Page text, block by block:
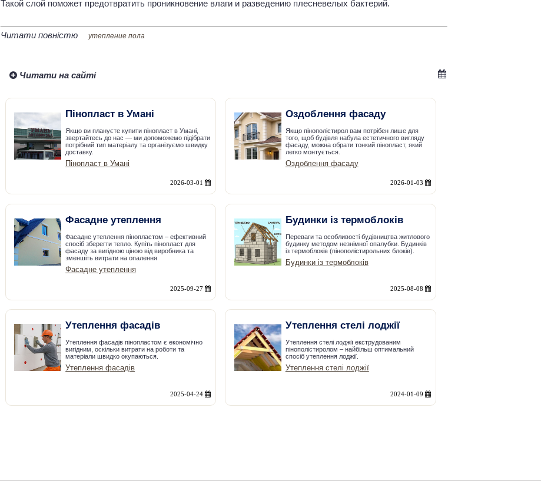
Такой слой поможет предотвратить проникновение влаги и разведению плесневелых бактерий.
Читати повністю утепление пола
Читати на сайті
Пінопласт в Умані
Якщо ви плануєте купити пінопласт в Умані,
звертайтесь до нас — ми допоможемо підібрати
потрібний тип матеріалу та організуємо швидку
доставку.
Пінопласт в Умані
2026-03-01
Оздоблення фасаду
Якщо пінополістирол вам потрібен лише для
того, щоб будівля набула естетичного вигляду
фасаду, можна обрати тонкий пінопласт, який
легко монтується.
Оздоблення фасаду
2026-01-03
Фасадне утеплення
Фасадне утеплення пінопластом – ефективний
спосіб зберегти тепло. Купіть пінопласт для
фасаду за вигідною ціною від виробника та
зменшіть витрати на опалення
Фасадне утеплення
2025-09-27
Будинки із термоблоків
Переваги та особливості будівництва житлового
будинку методом незнімної опалубки. Будинків
із термоблоків (пінополістирольних блоків).
Будинки із термоблоків
2025-08-08
Утеплення фасадів
Утеплення фасадів пінопластом є економічно
вигідним, оскільки витрати на роботи та
матеріали швидко окупаються.
Утеплення фасадів
2025-04-24
Утеплення стелі лоджії
Утеплення стелі лоджії екструдованим
пінополістиролом – найбільш оптимальний
спосіб утеплення лоджії.
Утеплення стелі лоджії
2024-01-09